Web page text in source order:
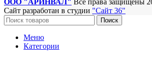
ООО "АРИНВАЛ" Все права защищены
Сайт разработан в студии "Сайт 36"
Поиск
Меню
Категории